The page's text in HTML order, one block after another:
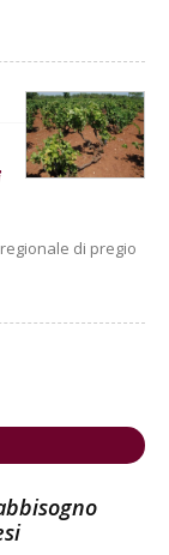
di pregio